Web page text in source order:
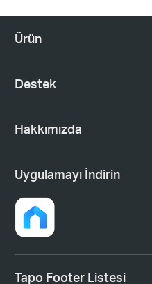
Ürün
Destek
Hakkımızda
Uygulamayı İndirin
Tapo Footer Listesi